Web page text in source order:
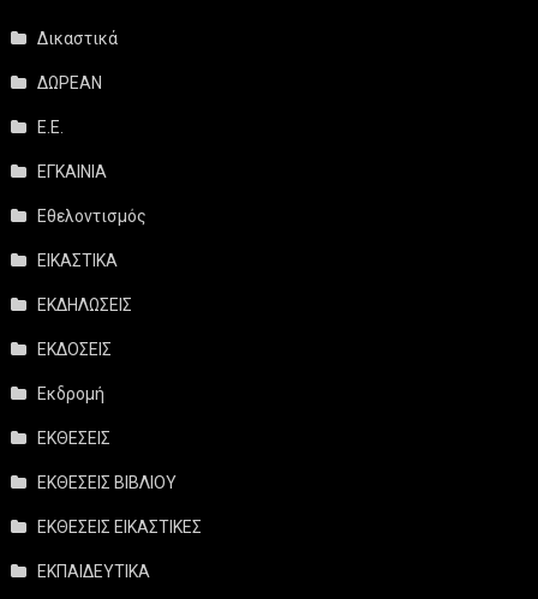
Δικαστικά
ΔΩΡΕΑΝ
Ε.Ε.
ΕΓΚΑΙΝΙΑ
Εθελοντισμός
ΕΙΚΑΣΤΙΚΑ
ΕΚΔΗΛΩΣΕΙΣ
ΕΚΔΟΣΕΙΣ
Εκδρομή
ΕΚΘΕΣΕΙΣ
ΕΚΘΕΣΕΙΣ ΒΙΒΛΙΟΥ
ΕΚΘΕΣΕΙΣ ΕΙΚΑΣΤΙΚΕΣ
ΕΚΠΑΙΔΕΥΤΙΚΑ